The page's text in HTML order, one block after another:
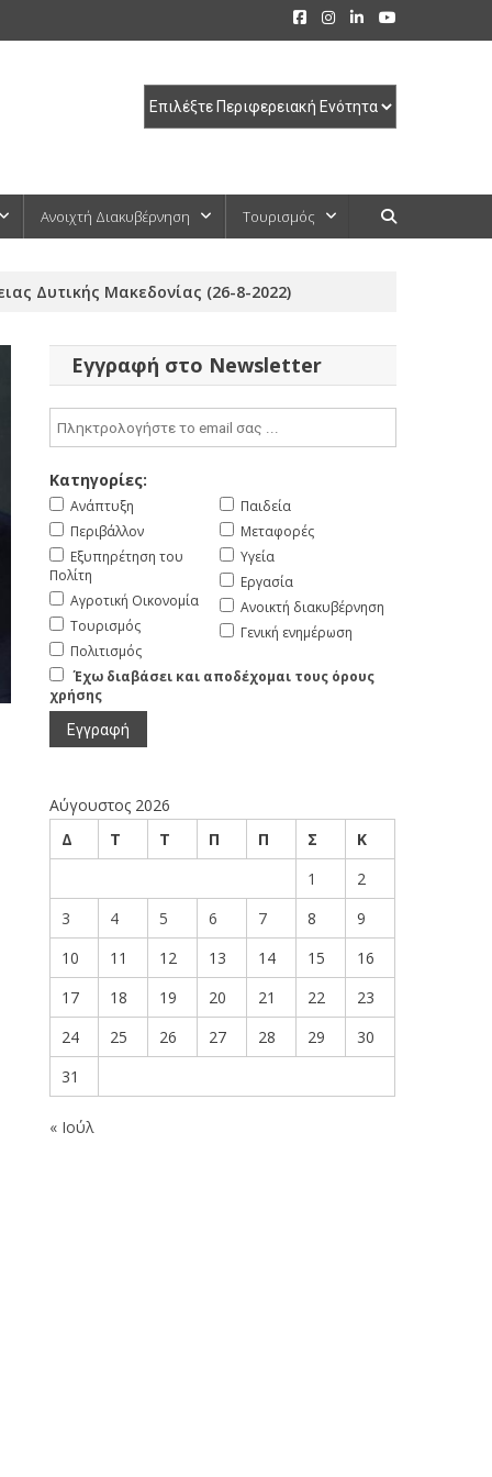
Ανοιχτή Διακυβέρνηση Τουρισμός
Δυτικής Μακεδονίας (26-8-2022)
Εγγραφή στο Newsletter
Κατηγορίες:
Ανάπτυξη
Περιβάλλον
Εξυπηρέτηση του
Πολίτη
Αγροτική Οικονομία
Τουρισμός
Πολιτισμός
Παιδεία
Μεταφορές
Υγεία
Εργασία
Ανοικτή διακυβέρνηση
Γενική ενημέρωση
Έχω διαβάσει και αποδέχομαι τους όρους
χρήσης
Αύγουστος 2026
Δ
Τ Τ Π Π Σ
Κ
1
2
3
4 5 6 7 8
9
10
11 12 13 14 15
16
17
18 19 20 21 22
23
24
25 26 27 28 29
30
31
« Ιούλ